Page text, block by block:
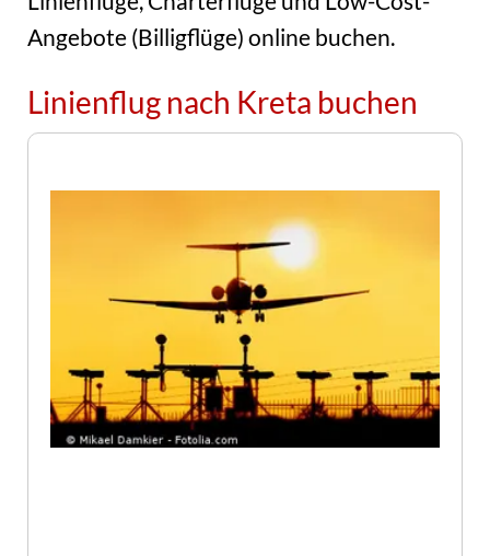
Angebote (Billigflüge) online buchen.
Linienflug nach Kreta buchen